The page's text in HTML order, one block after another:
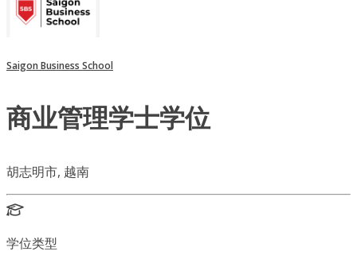
Saigon Business School
商业管理学士学位
胡志明市, 越南
学位类型